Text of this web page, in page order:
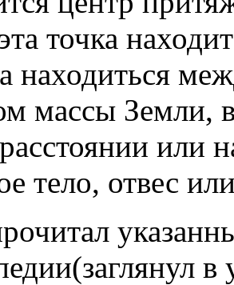
точка
находиться
массы Земли,
или
тело, отвес
в